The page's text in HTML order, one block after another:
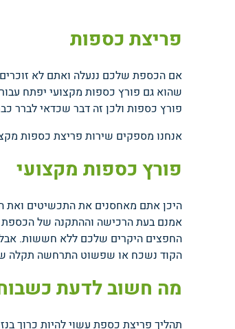
פריצת כספות
אם הכספת שלכם ננעלה ואתם לא
שהוא גם פורץ כספות מקצועי יפתח
פורץ כספות ולכן זה דבר שכדאי לברר
אנחנו מספקים שירות פריצת כספות מקצועי
פורץ כספות מקצועי
היכן אתם מאחסנים את התכשיטים
אמנם בעת הרכישה וההתקנה של הכספת
החפצים היקרים שלכם ללא חששות. אבל
הקוד נשכח או שפשוט התרחשה תקלה
מה חשוב לדעת
תהליך פריצת כספת עשוי להיות כרוך